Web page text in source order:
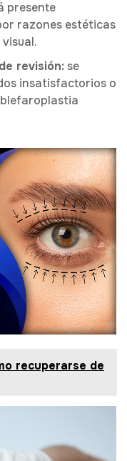
presente
razones estéticas
revisión: se
insatisfactorios o
recuperarse de